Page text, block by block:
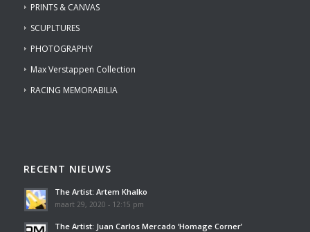
PRINTS & CANVAS
SCUPLTURES
PHOTOGRAPHY
Max Verstappen Collection
RACING MEMORABILIA
RECENT NIEUWS
The Artist: Artem Khalko
maart 29, 2020 - 12:15 pm
The Artist: Juan Carlos Mercado ‘Homage Corner’